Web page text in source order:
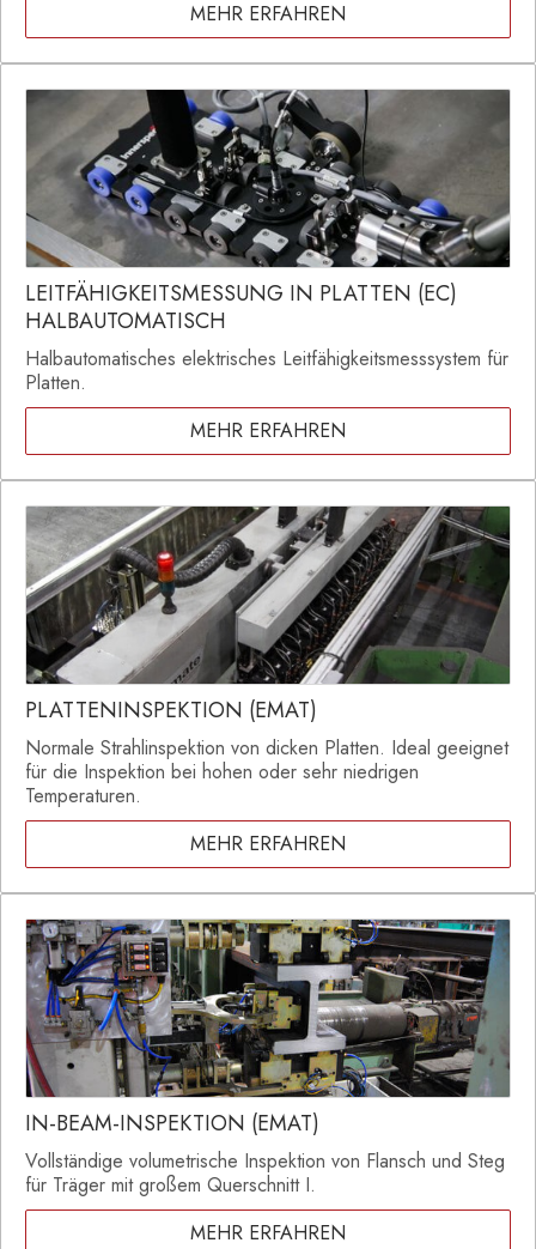
MEHR ERFAHREN
LEITFÄHIGKEITSMESSUNG IN PLATTEN (EC)
HALBAUTOMATISCH
Halbautomatisches elektrisches Leitfähigkeitsmesssystem für
Platten.
MEHR ERFAHREN
PLATTENINSPEKTION (EMAT)
Normale Strahlinspektion von dicken Platten. Ideal geeignet
für die Inspektion bei hohen oder sehr niedrigen
Temperaturen.
MEHR ERFAHREN
IN-BEAM-INSPEKTION (EMAT)
Vollständige volumetrische Inspektion von Flansch und Steg
für Träger mit großem Querschnitt I.
MEHR ERFAHREN